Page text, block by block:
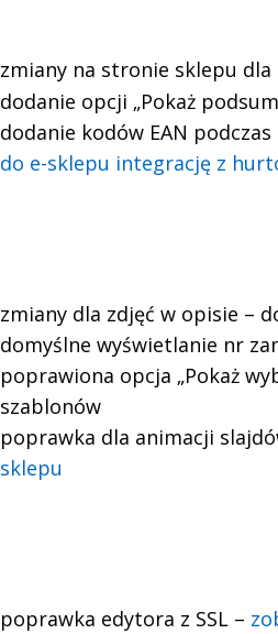
zmiany na stronie sklepu dla
dodanie opcji „Pokaż
dodanie kodów EAN
do e-sklepu integrację z
zmiany dla zdjęć w opisie –
domyślne wyświetlanie nr
poprawiona opcja „Pokaż
szablonów
poprawka dla animacji
sklepu
poprawka edytora z SSL –